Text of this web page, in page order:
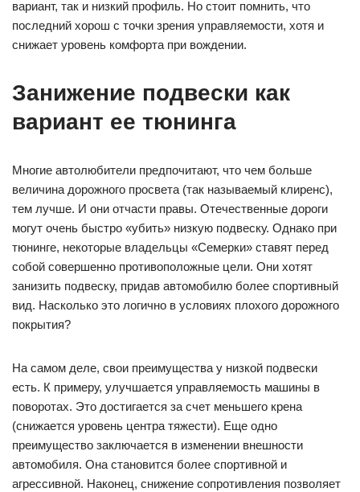
вариант, так и низкий профиль. Но стоит помнить, что
последний хорош с точки зрения управляемости, хотя и
снижает уровень комфорта при вождении.
Занижение подвески как
вариант ее тюнинга
Многие автолюбители предпочитают, что чем больше
величина дорожного просвета (так называемый клиренс),
тем лучше. И они отчасти правы. Отечественные дороги
могут очень быстро «убить» низкую подвеску. Однако при
тюнинге, некоторые владельцы «Семерки» ставят перед
собой совершенно противоположные цели. Они хотят
занизить подвеску, придав автомобилю более спортивный
вид. Насколько это логично в условиях плохого дорожного
покрытия?
На самом деле, свои преимущества у низкой подвески
есть. К примеру, улучшается управляемость машины в
поворотах. Это достигается за счет меньшего крена
(снижается уровень центра тяжести). Еще одно
преимущество заключается в изменении внешности
автомобиля. Она становится более спортивной и
агрессивной. Наконец, снижение сопротивления позволяет